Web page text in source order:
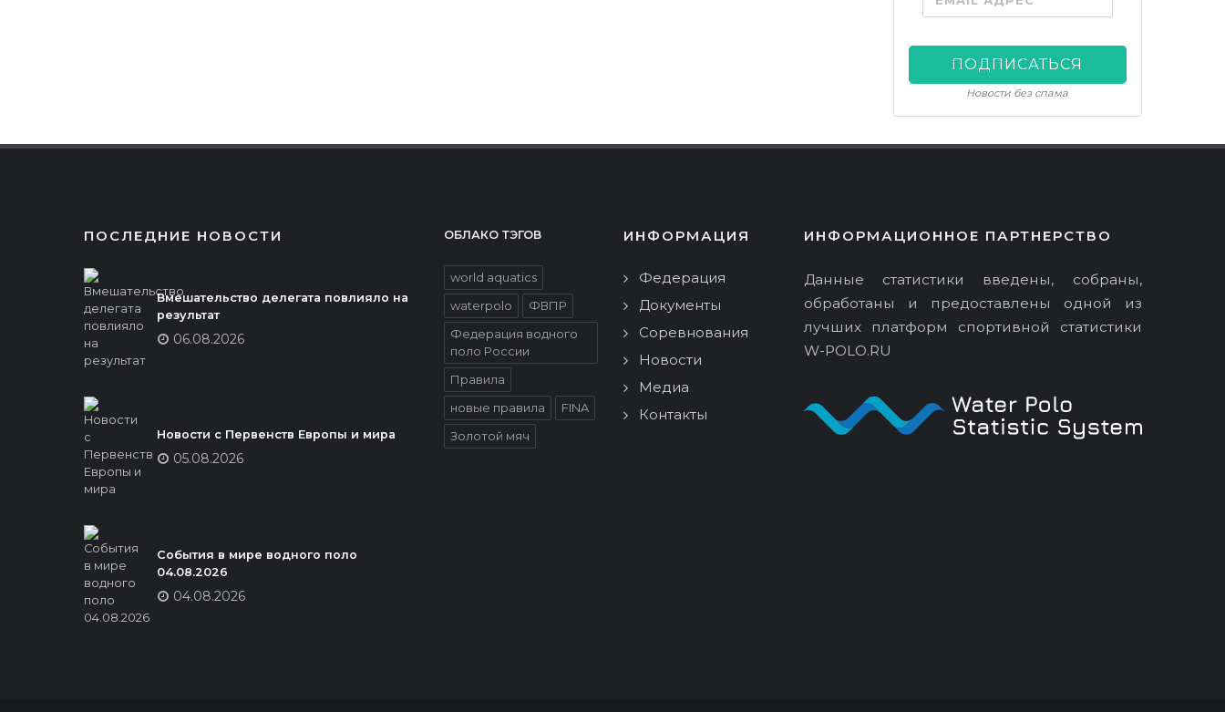
ПОДПИСАТЬСЯ
Новости без спама
ПОСЛЕДНИЕ НОВОСТИ
Вмешательство делегата повлияло на
результат
06.08.2026
Новости с Первенств Европы и мира
05.08.2026
События в мире водного поло
04.08.2026
04.08.2026
ОБЛАКО ТЭГОВ
world aquatics
waterpolo
ФВПР
Федерация водного
поло России
Правила
новые правила
FINA
Золотой мяч
ИНФОРМАЦИЯ
Федерация
Документы
Соревнования
Новости
Медиа
Контакты
ИНФОРМАЦИОННОЕ ПАРТНЕРСТВО
Данные статистики введены, собраны,
обработаны и предоставлены одной из
лучших платформ спортивной статистики
W-POLO.RU